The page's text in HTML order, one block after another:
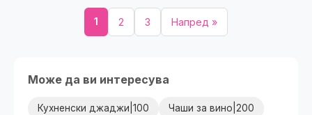
1 2 3 Напред »
Може да ви интересува
Кухненски джаджи|100 Чаши за вино|200